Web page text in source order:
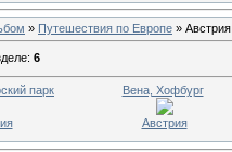
» Путешествия по Европе » Австрия
: 6
парк Вена, Хофбург
Австрия